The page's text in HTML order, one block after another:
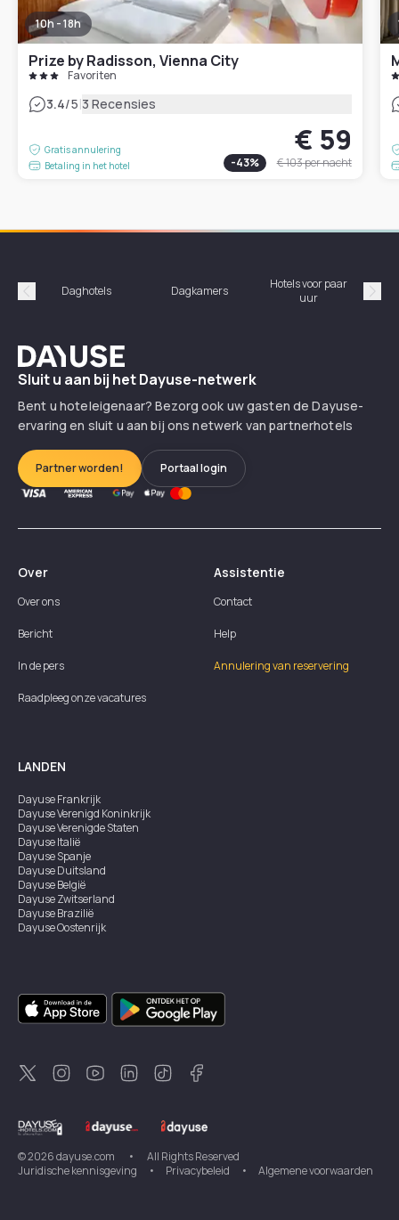
10h - 18h
Prize by Radisson, Vienna City
Favoriten
3.4/5|3 Recensies
Gratis annulering
Betaling in het hotel
€ 59
-43% € 103per nacht
Précédent
Daghotels Dagkamers
Hotels voor paar
uur
Dayuse
Sluit u aan bij het Dayuse-netwerk
Bent u hoteleigenaar? Bezorg ook uw gasten de Dayuse-
ervaring en sluit u aan bij ons netwerk van partnerhotels
Partner worden! Portaal login
Over
Over ons
Bericht
In de pers
Raadpleeg onze vacatures
Assistentie
Contact
Help
Annulering van reservering
LANDEN
DayuseFrankrijk
DayuseVerenigd Koninkrijk
DayuseVerenigde Staten
DayuseItalië
DayuseSpanje
DayuseDuitsland
DayuseBelgië
DayuseZwitserland
DayuseBrazilië
DayuseOostenrijk
DayuseSingapore
DayuseZweden
DayuseThailand
DayuseNieuw-Zeeland
DayuseTurkiye
©2026dayuse.com •
All Rights Reserved
Juridische kennisgeving
• Privacybeleid • Algemene voorwaarden